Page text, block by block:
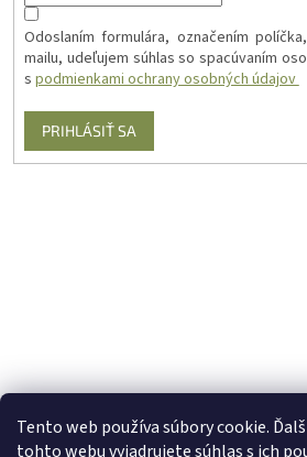
Tento web používa súbory cookie.
tohto webu vyjadrujete súhlas s ich
Odoslaním formulára, označením
mailu, udeľujem súhlas so spacúvaním
s podmienkami ochrany osobných údajov
PRIHLÁSIŤ SA